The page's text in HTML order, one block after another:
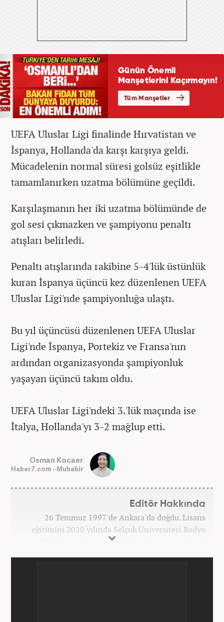
UEFA Uluslar Ligi finalinde Hırvatistan ve
İspanya, Hollanda'da karşı karşıya geldi.
Mücadelenin normal süresi golsüz eşitlikle
tamamlanırken uzatma bölümüne geçildi.
Karşılaşmanın her iki uzatma bölümünde de
gol sesi çıkmazken ve şampiyonu penaltı
atışları belirledi.
Penaltı atışlarında rakibine 5-4'lük üstünlük
kuran İspanya üçüncü kez düzenlenen UEFA
Uluslar Ligi'nde şampiyonluğa ulaştı.
Bu yıl üçüncüsü düzenlenen UEFA Uluslar
Ligi'nde İspanya, Portekiz ve Fransa'nın
ardından organizasyonda şampiyonluk
yaşayan üçüncü takım oldu.
UEFA Uluslar Ligi'ndeki 3.'lük maçında ise
İtalya, Hollanda'yı 3-2 mağlup etti.
Osman Kocaer
Haber7.com - Muhabir
Editör Hakkında
26 Temmuz 1997'de Ankara'da doğdu. Lisans
eğitimini 2020 yılında Selçuk Üniversitesi Radyo
Televizyon Sinema bölümünden mezun olarak